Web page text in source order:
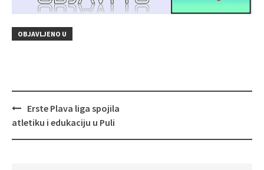
OBJAVLJENO U
Navigacija
objava
Erste Plava liga spojila
atletiku i edukaciju u Puli